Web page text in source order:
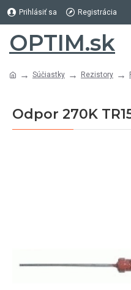
Prihlásiť sa Registrácia
OPTIM.sk
Súčiastky Rezistory
Odpor 270K